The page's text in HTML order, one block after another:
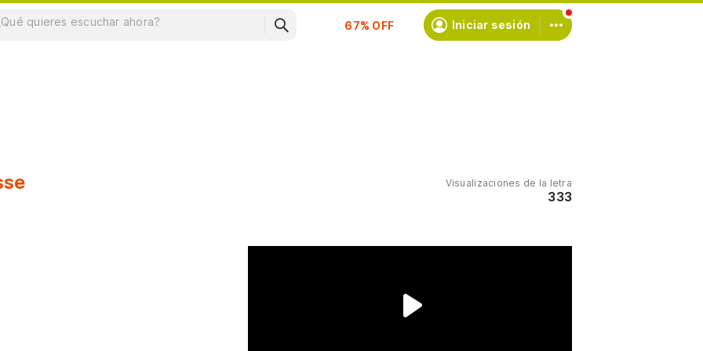
Suscríbete Iniciar sesión
Visualizaciones de la letra
333